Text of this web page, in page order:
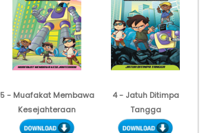
5 - Muafakat Membawa
Kesejahteraan
4 - Jatuh Ditimpa
Tangga